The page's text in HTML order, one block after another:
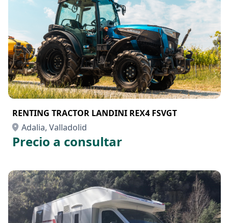
RENTING TRACTOR LANDINI REX4 FSVGT
Adalia, Valladolid
Precio a consultar